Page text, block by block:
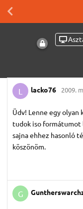
L lacko76 2009.
Üdv! Lenne egy
tudok iso formátumot
sajna ehhez hasonló
köszönöm.
G